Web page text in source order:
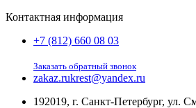
Контактная информация
+7 (812) 660 08 03
Заказать обратный звонок
zakaz.rukrest@yandex.ru
192019, г. Санкт-Петербург, ул.